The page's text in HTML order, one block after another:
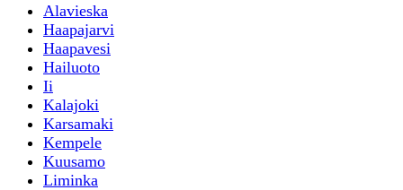
Alavieska
Haapajarvi
Haapavesi
Hailuoto
Ii
Kalajoki
Karsamaki
Kempele
Kuusamo
Liminka